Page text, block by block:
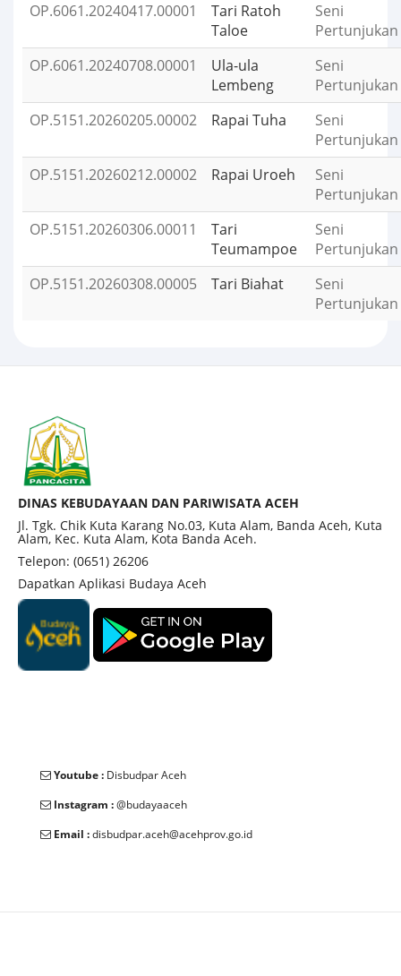
OP.6061.20240417.00001
Tari Ratoh
Taloe
Seni
Pertunjukan
OP.6061.20240708.00001
Ula-ula
Lembeng
Seni
Pertunjukan
OP.5151.20260205.00002
Rapai Tuha
Seni
Pertunjukan
OP.5151.20260212.00002
Rapai Uroeh
Seni
Pertunjukan
OP.5151.20260306.00011
Tari
Teumampoe
Seni
Pertunjukan
OP.5151.20260308.00005
Tari Biahat
Seni
Pertunjukan
DINAS KEBUDAYAAN DAN PARIWISATA ACEH
Jl. Tgk. Chik Kuta Karang No.03, Kuta Alam, Banda Aceh, Kuta
Alam, Kec. Kuta Alam, Kota Banda Aceh.
Telepon: (0651) 26206
Dapatkan Aplikasi Budaya Aceh
Youtube : Disbudpar Aceh
Instagram :@budayaaceh
Email :disbudpar.aceh@acehprov.go.id